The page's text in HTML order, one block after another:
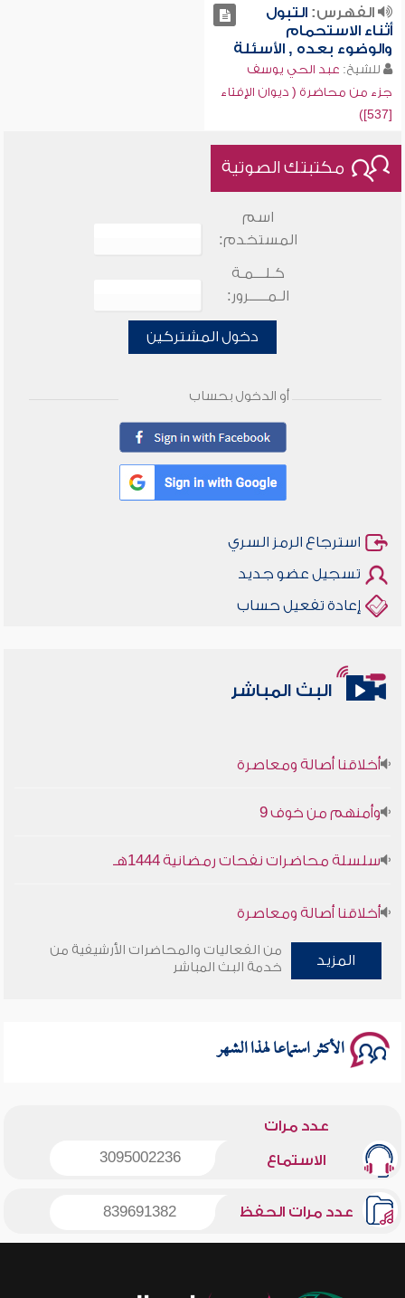
الفهرس:التبول
أثناء الاستحمام
والوضوء بعده , الأسئلة
للشيخ: عبد الحي يوسف
جزء من محاضرة ( ديوان الإفتاء
[537])
مكتبتك الصوتية
اسم
المستخدم:
كـلـــمـة
الـمـــــرور:
دخول المشتركين
أو الدخول بحساب
استرجاع الرمز السري
تسجيل عضو جديد
إعادة تفعيل حساب
البث المباشر
أخلاقنا أصالة ومعاصرة
وأمنهم من خوف 9
سلسلة محاضرات نفحات رمضانية 1444هـ
أخلاقنا أصالة ومعاصرة
وأمنهم من خوف 9
المزيد
من الفعاليات والمحاضرات الأرشيفية من
خدمة البث المباشر
الأكثر استماعا لهذا الشهر
عدد مرات
الاستماع 3095002236
عدد مرات الحفظ 839691382